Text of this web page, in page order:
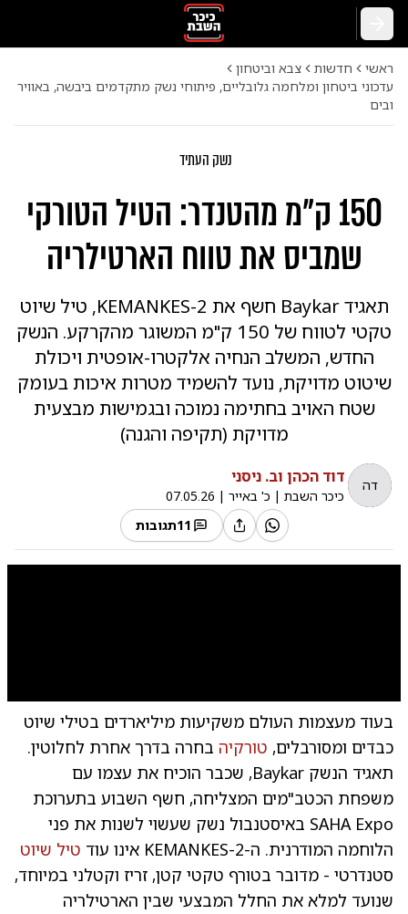
ראשי חדשות
צבא וביטחון
עדכוני ביטחון ומלחמה גלובליים, פיתוחי נשק מתקדמים ביבשה, באוויר
ובים
נשק העתיד
150 ק"מ מהטנדר: הטיל הטורקי
שמביס את טווח הארטילריה
תאגיד Baykar חשף את KEMANKES-2, טיל שיוט
טקטי לטווח של 150 ק"מ המשוגר מהקרקע. הנשק
החדש, המשלב הנחיה אלקטרו-אופטית ויכולת
שיטוט מדויקת, נועד להשמיד מטרות איכות בעומק
שטח האויב בחתימה נמוכה ובגמישות מבצעית
מדויקת (תקיפה והגנה)
דה דוד הכהן וב. ניסני
כיכר השבת | כ' באייר |
07.05.26
11תגובות
בעוד מעצמות העולם משקיעות מיליארדים בטילי שיוט
כבדים ומסורבלים, טורקיה בחרה בדרך אחרת לחלוטין.
תאגיד הנשק Baykar, שכבר הוכיח את עצמו עם
משפחת הכטב"מים המצליחה, חשף השבוע בתערוכת
SAHA Expo באיסטנבול נשק שעשוי לשנות את פני
הלוחמה המודרנית. ה-KEMANKES-2 אינו עוד
טיל שיוט
סטנדרטי - מדובר בטורף טקטי קטן, זריז וקטלני במיוחד,
שנועד למלא את החלל המבצעי שבין הארטילריה